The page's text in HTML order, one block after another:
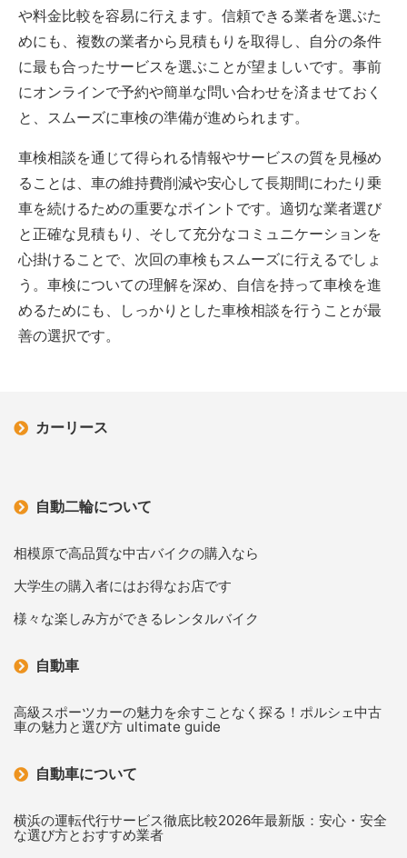
や料金比較を容易に行えます。信頼できる業者を選ぶた
めにも、複数の業者から見積もりを取得し、自分の条件
に最も合ったサービスを選ぶことが望ましいです。事前
にオンラインで予約や簡単な問い合わせを済ませておく
と、スムーズに車検の準備が進められます。
車検相談を通じて得られる情報やサービスの質を見極め
ることは、車の維持費削減や安心して長期間にわたり乗
車を続けるための重要なポイントです。適切な業者選び
と正確な見積もり、そして充分なコミュニケーションを
心掛けることで、次回の車検もスムーズに行えるでしょ
う。車検についての理解を深め、自信を持って車検を進
めるためにも、しっかりとした車検相談を行うことが最
善の選択です。
カーリース
自動二輪について
相模原で高品質な中古バイクの購入なら
大学生の購入者にはお得なお店です
様々な楽しみ方ができるレンタルバイク
自動車
高級スポーツカーの魅力を余すことなく探る！ポルシェ中古
車の魅力と選び方 ultimate guide
自動車について
横浜の運転代行サービス徹底比較2026年最新版：安心・安全
な選び方とおすすめ業者